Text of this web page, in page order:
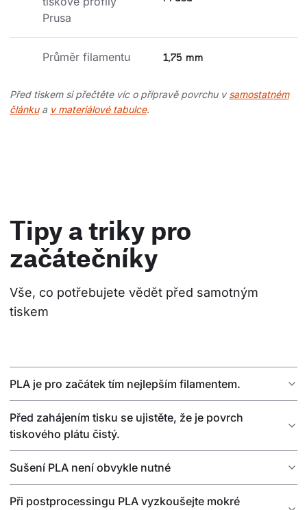
Prusa
Průměr filamentu 1,75 mm
Před tiskem si přečtěte víc o přípravě povrchu v samostatném
článkua v materiálové tabulce.
Tipy a triky pro
začátečníky
Vše, co potřebujete vědět před samotným
tiskem
PLA je pro začátek tím nejlepším filamentem.
Před zahájením tisku se ujistěte, že je povrch
tiskového plátu čistý.
Sušení PLA není obvykle nutné
Při postprocessingu PLA vyzkoušejte mokré